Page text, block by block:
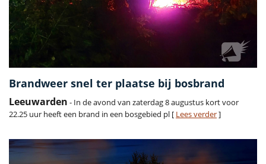
Brandweer snel ter plaatse bij bosbrand
Leeuwarden - In de avond van zaterdag 8 augustus kort voor
22.25 uur heeft een brand in een bosgebied pl [ Lees verder]